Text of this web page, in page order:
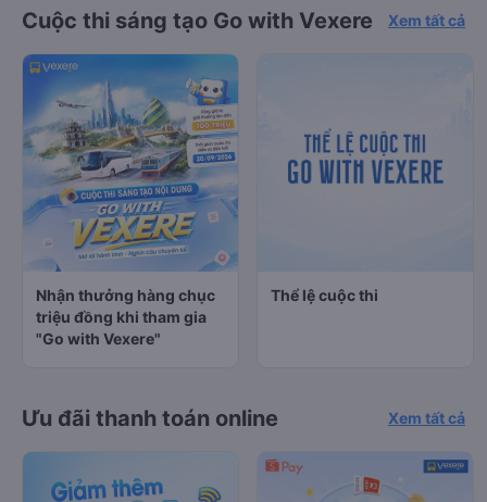
Cuộc thi sáng tạo Go with Vexere Xem tất cả
Nhận thưởng hàng chục
triệu đồng khi tham gia
"Go with Vexere"
Thể lệ cuộc thi
Ưu đãi thanh toán online Xem tất cả